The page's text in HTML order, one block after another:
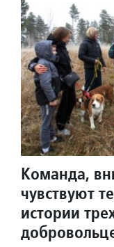
Команда,
чувствуют
истории